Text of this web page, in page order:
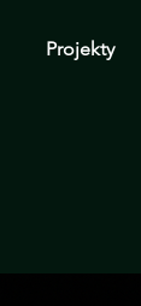
Projekty